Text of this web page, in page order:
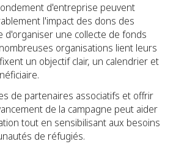
d'entreprise peuvent
l'impact des dons des
d'organiser une collecte de fonds
organisations lient leurs
un objectif clair, un calendrier et
de partenaires associatifs et offrir
de la campagne peut aider
tout en sensibilisant aux besoins
de réfugiés.